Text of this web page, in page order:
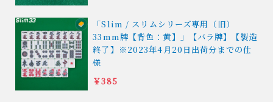
「Slim / スリムシリーズ専用（旧）
33mm牌【背色：黄】」【バラ牌】【製造
終了】※2023年4月20日出荷分までの仕
様
￥385